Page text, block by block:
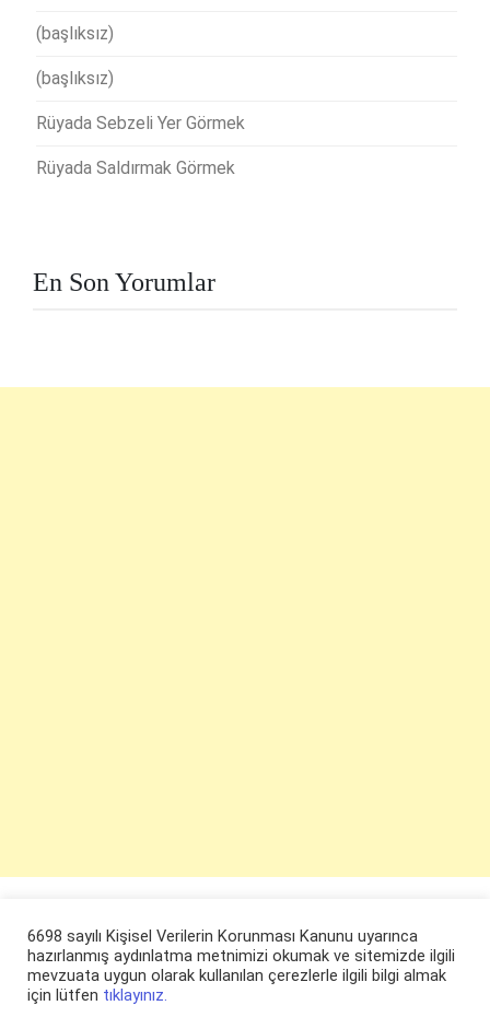
(başlıksız)
(başlıksız)
Rüyada Sebzeli Yer Görmek
Rüyada Saldırmak Görmek
En Son Yorumlar
6698 sayılı Kişisel Verilerin Korunması Kanunu uyarınca
hazırlanmış aydınlatma metnimizi okumak ve sitemizde ilgili
mevzuata uygun olarak kullanılan çerezlerle ilgili bilgi almak
için lütfen tıklayınız.